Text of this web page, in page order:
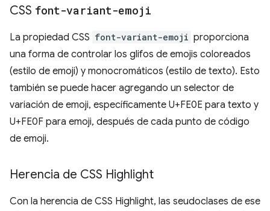
​CSS font-variant-emoji
La propiedad CSS font-variant-emoji proporciona
una forma de controlar los glifos de emojis coloreados
(estilo de emoji) y monocromáticos (estilo de texto). Esto
también se puede hacer agregando un selector de
variación de emoji, específicamente U+FE0E para texto y
U+FE0F para emoji, después de cada punto de código
de emoji.
Herencia de CSS Highlight
Con la herencia de CSS Highlight, las seudoclases de ese